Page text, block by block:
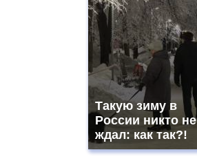
Такую зиму в
России никто не
ждал: как так?!